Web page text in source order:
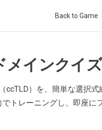
Back to Game
メインクイズ
ccTLD）を、簡単な選択
トレーニングし、即座に